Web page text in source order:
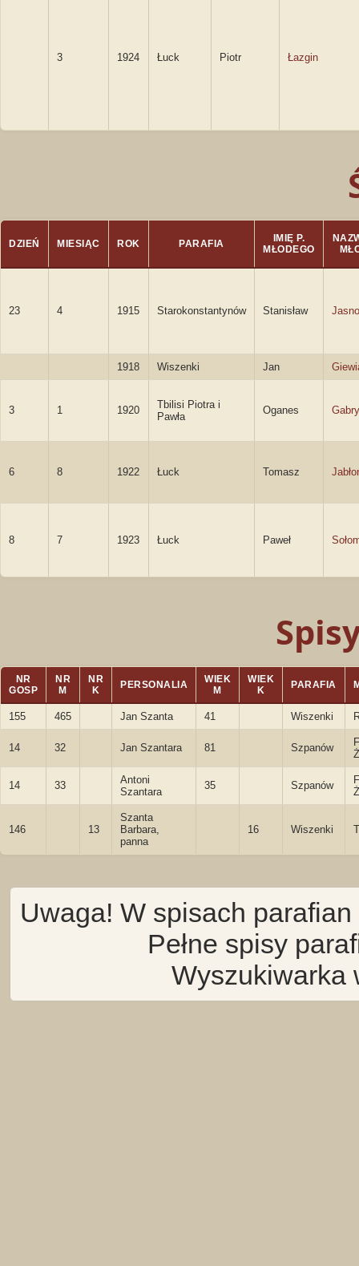
3 1924 Łuck Piotr Łazgin
DZIEŃ MIESIĄC ROK PARAFIA
IMIĘ P.
MŁODEGO
23 4 1915 Starokonstantynów Stanisław
1918 Wiszenki Jan
3 1 1920
Tbilisi Piotra i
Pawła
Oganes
6 8 1922 Łuck Tomasz
8 7 1923 Łuck Paweł
NR
GOSP
NR
M
NR
K
PERSONALIA
WIEK
M
WIEK
K
PARAFIA
155 465 Jan Szanta 41 Wiszenki
14 32 Jan Szantara 81 Szpanów
14 33
Antoni
Szantara
35 Szpanów
146 13
Szanta
Barbara,
panna
16 Wiszenki
Uwaga! W spisach
Pełne spisy
Wyszukiwarka